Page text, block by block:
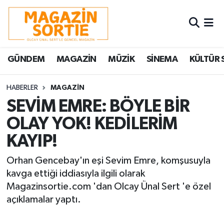
GÜNDEM MAGAZİN MÜZİK SİNEMA KÜLTÜR
HABERLER MAGAZİN
SEVİM EMRE: BÖYLE BİR
OLAY YOK! KEDİLERİM
KAYIP!
Orhan Gencebay'ın eşi Sevim Emre, komşusuyla
kavga ettiği iddiasıyla ilgili olarak
Magazinsortie.com 'dan Olcay Ünal Sert 'e özel
açıklamalar yaptı.
Nöbetçi Eczaneler
Hava Durumu
Trafik Durumu
Süper Lig Puan Durumu ve Fikstür
Tüm Manşetler
Son Dakika Haberleri
Haber Arşivi